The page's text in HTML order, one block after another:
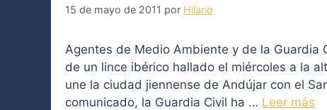
15 de mayo de 2011 por Hilario
Agentes de Medio Ambiente y de la
de un lince ibérico hallado el miércoles a la
une la ciudad jiennense de Andújar con el
comunicado, la Guardia Civil ha … Leer más